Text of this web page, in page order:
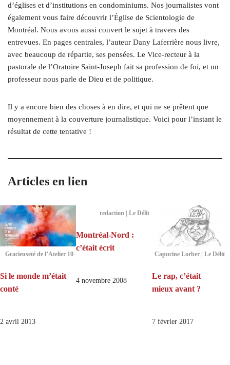
d’églises et d’institutions en condominiums. Nos journalistes vont
également vous faire découvrir l’Église de Scientologie de
Montréal. Nous avons aussi couvert le sujet à travers des
entrevues. En pages centrales, l’auteur Dany Laferrière nous livre,
avec beaucoup de répartie, ses pensées. Le Vice-recteur à la
pastorale de l’Oratoire Saint-Joseph fait sa profession de foi, et un
professeur nous parle de Dieu et de politique.
Il y a encore bien des choses à en dire, et qui ne se prêtent que
moyennement à la couverture journalistique. Voici pour l’instant le
résultat de cette tentative !
Articles en lien
Gracieuseté de l’Atelier 10
Si le monde m’était
conté
2 avril 2013
redaction | Le Délit
Montréal-Nord :
c’était écrit
4 novembre 2008
Capucine Lorber | Le Délit
Le rap, c’était
mieux avant ?
7 février 2017